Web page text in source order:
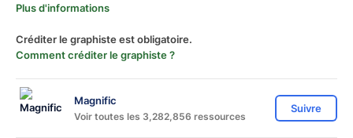
Plus d'informations
Créditer le graphiste est obligatoire.
Comment créditer le graphiste ?
Magnific
Voir toutes les 3,282,856 ressources
Suivre